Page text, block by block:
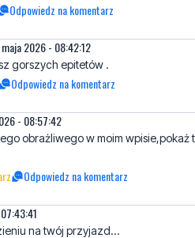
Odpowiedz na komentarz
2026 - 08:42:12
gorszych epitetów .
Odpowiedz na komentarz
- 08:57:42
obrażliwego w moim wpisie,pokaż
Odpowiedz na komentarz
na twój przyjazd...